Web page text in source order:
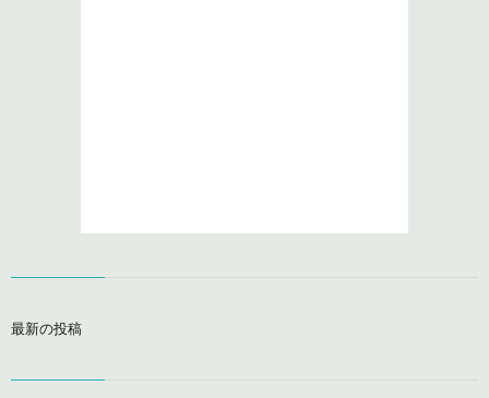
最新の投稿